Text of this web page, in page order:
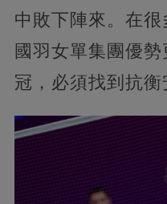
中敗下陣來。在
國羽女單集團優
冠，必須找到抗衡